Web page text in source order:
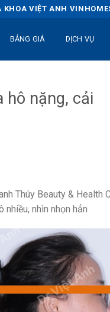
VIỆT ANH
BẢNG GIÁ DỊCH VỤ
nặng, cải
Thúy Beauty & Health
nhìn nhọn hẳn